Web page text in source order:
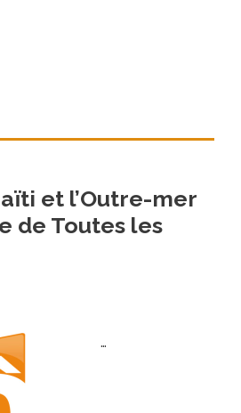
et l’Outre-mer
de Toutes les
…